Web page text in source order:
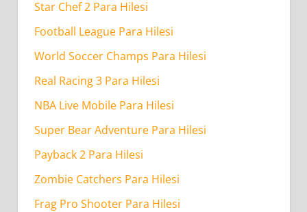
Star Chef 2 Para Hilesi
Football League Para Hilesi
World Soccer Champs Para Hilesi
Real Racing 3 Para Hilesi
NBA Live Mobile Para Hilesi
Super Bear Adventure Para Hilesi
Payback 2 Para Hilesi
Zombie Catchers Para Hilesi
Frag Pro Shooter Para Hilesi